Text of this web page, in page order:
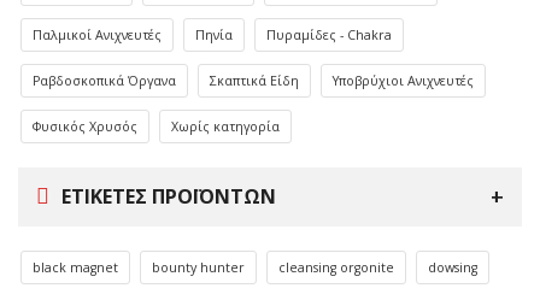
Παλμικοί Ανιχνευτές Πηνία Πυραμίδες - Chakra
Ραβδοσκοπικά Όργανα Σκαπτικά Είδη Υποβρύχιοι Ανιχνευτές
Φυσικός Χρυσός Χωρίς κατηγορία
ΕΤΙΚΈΤΕΣ ΠΡΟΪΌΝΤΩΝ
black magnet bounty hunter cleansing orgonite dowsing